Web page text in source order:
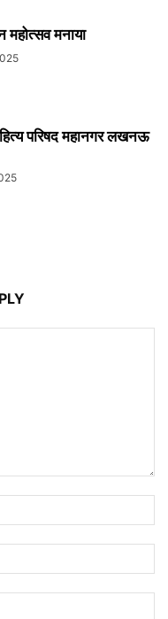
महोत्सव मनाया
परिषद महानगर लखनऊ